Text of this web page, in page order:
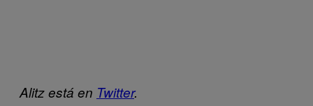
Alitz está en Twitter.